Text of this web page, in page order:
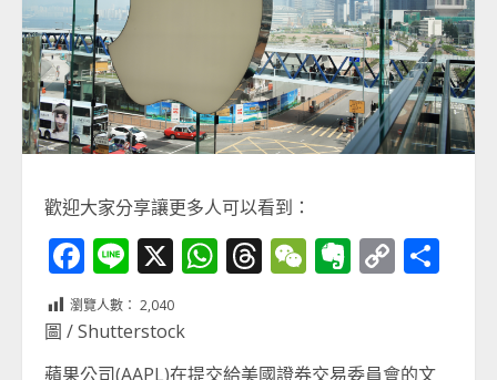
歡迎大家分享讓更多人可以看到：
Facebook
Line
X WhatsApp
Threads
WeChat
Evernote
Copy
瀏覽人數： 2,040
圖 / Shutterstock
蘋果公司(AAPL)在提交給美國證券交易委員會的文